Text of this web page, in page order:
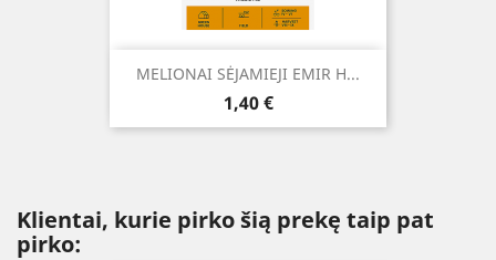
MELIONAI SĖJAMIEJI EMIR H...
Kaina
1,40 €
Klientai, kurie pirko šią prekę taip pat
pirko: